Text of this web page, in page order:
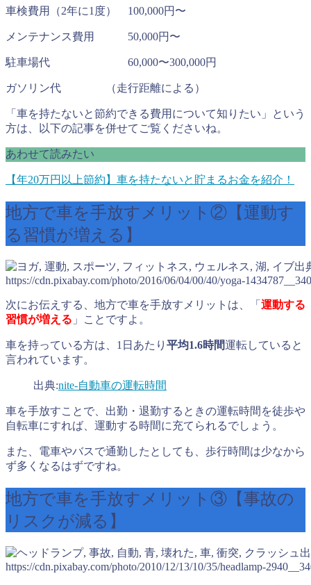
車検費用（2年に1度） 100,000円〜
メンテナンス費用 50,000円〜
駐車場代 60,000〜300,000円
ガソリン代 （走行距離による）
「車を持たないと節約できる費用について知りたい」という
方は、以下の記事を併せてご覧くださいね。
あわせて読みたい
【年20万円以上節約】車を持たないと貯まるお金を紹介！
地方で車を手放すメリット②【運動す
る習慣が増える】
出
https://cdn.pixabay.com/photo/2016/06/04/00/40/yoga-
次にお伝えする、地方で車を手放すメリットは、「 運動する
習慣が増える 」ことですよ。
車を持っている方は、1日あたり 平均1.6時間運転していると
言われています。
出典:nite-自動車の運転時間
車を手放すことで、出勤・退勤するときの運転時間を徒歩や
自転車にすれば、運動する時間に充てられるでしょう。
また、電車やバスで通勤したとしても、歩行時間は少なから
ず多くなるはずですね。
地方で車を手放すメリット③【事故の
リスクが減る】
https://cdn.pixabay.com/photo/2010/12/13/10/35/headlamp-